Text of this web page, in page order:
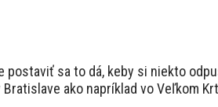
sa to dá, keby si niekto
ako napríklad vo Veľkom